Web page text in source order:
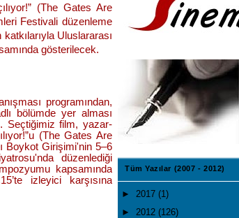
(The Gates Are
Festivali düzenleme
Uluslararası
gösterilecek.
programından,
bölümde yer alması
Seçtiğimiz film, yazar-
(The Gates Are
Boykot Girişimi'nin 5–6
düzenlediği
kapsamında
izleyici karşısına
Tüm Yazılar (2007 - 2012)
► 2017 (1)
► 2012 (126)